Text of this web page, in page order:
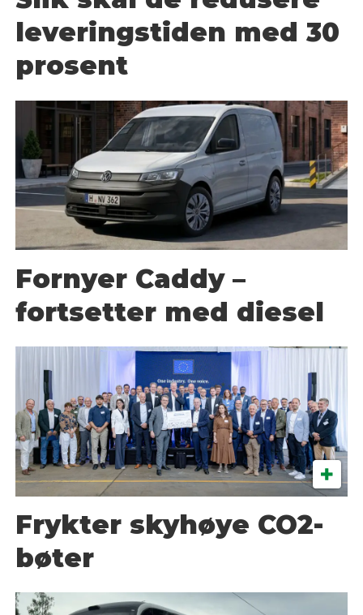
leveringstiden med 30
prosent
Fornyer Caddy –
fortsetter med diesel
Frykter skyhøye CO2-
bøter